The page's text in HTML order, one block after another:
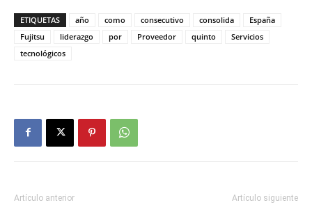
ETIQUETAS año como consecutivo consolida
España
Fujitsu
liderazgo por Proveedor quinto
Servicios
tecnológicos
Artículo anterior Artículo siguiente